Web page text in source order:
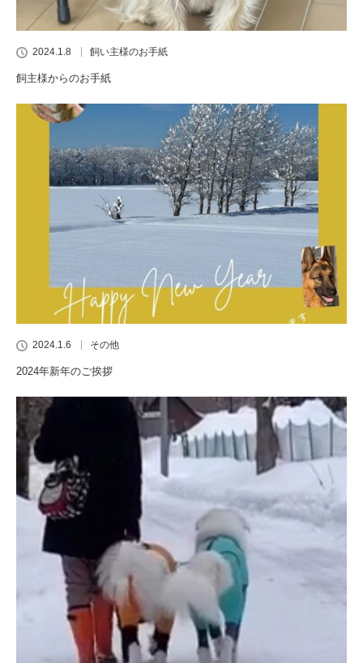
2024.1.8 飼い主様のお手紙
飼主様からのお手紙
2024.1.6 その他
2024年新年のご挨拶